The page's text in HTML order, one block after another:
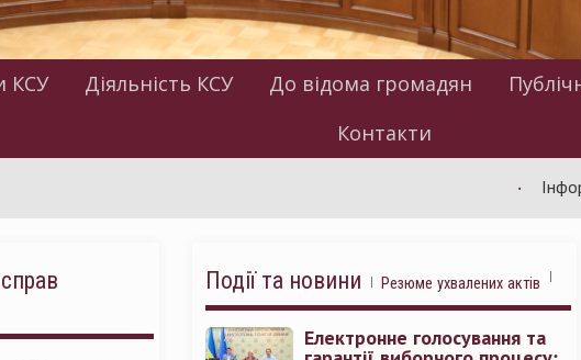
КСУ Діяльність КСУ До відома громадян
Контакти
Події та новини Резюме ухвалених актів
Електронне голосування та